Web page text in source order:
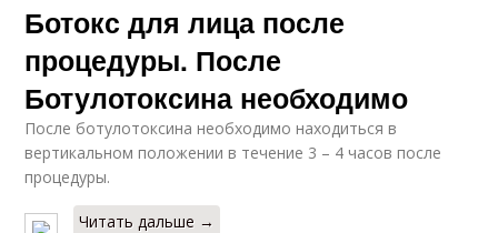
Ботокс для лица после
процедуры. После
Ботулотоксина необходимо
После ботулотоксина необходимо находиться в
вертикальном положении в течение 3 – 4 часов после
процедуры.
Читать дальше →